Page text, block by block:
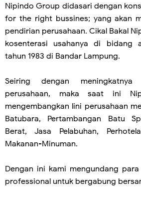
Nipindo Group didasari dengan
for the right bussines; yang akan
pendirian perusahaan. Cikal Bakal
kosenterasi usahanya di bidang
tahun 1983 di Bandar Lampung.
Seiring dengan
perusahaan, maka saat ini
mengembangkan lini perusahaan
Batubara, Pertambangan Batu
Berat, Jasa Pelabuhan,
Makanan-Minuman.
Dengan ini kami mengundang
professional untuk bergabung